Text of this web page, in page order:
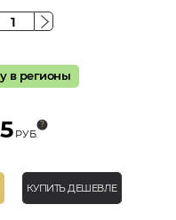
в регионы
РУБ.
КУПИТЬ ДЕШЕВЛЕ